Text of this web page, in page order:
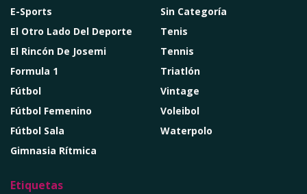
E-Sports
El Otro Lado Del Deporte
El Rincón De Josemi
Formula 1
Fútbol
Fútbol Femenino
Fútbol Sala
Gimnasia Rítmica
Sin Categoría
Tenis
Tennis
Triatlón
Vintage
Voleibol
Waterpolo
Etiquetas